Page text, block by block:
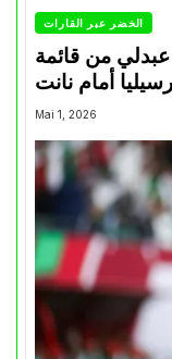
الخضر عبر القارات
عبدلي من قائمة
أمام نانت
Mai 1, 2026